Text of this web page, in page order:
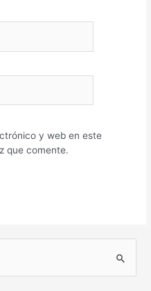
y web en este
que comente.